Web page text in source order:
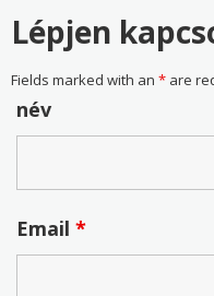
Lépjen
Fields marked with an *are
név
Email *